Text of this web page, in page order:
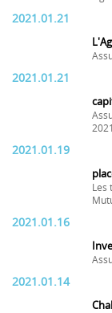
2021.01.21
2021.01.21
2021.01.19
Les
2021.01.16
2021.01.14